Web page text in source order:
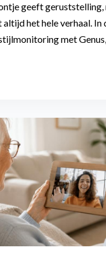
geeft geruststelling,
het hele verhaal. In
met